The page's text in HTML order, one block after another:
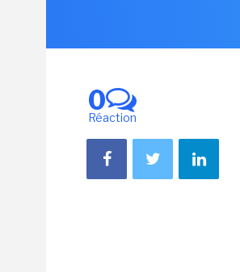
0
Réaction